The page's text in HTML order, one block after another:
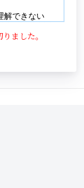
ました。